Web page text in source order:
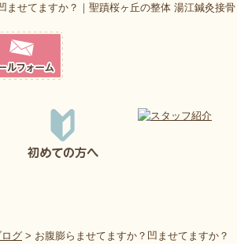
ませてますか？｜聖蹟桜ヶ丘の整体 湯江鍼灸接骨
ログ > お腹膨らませてますか？凹ませてますか？